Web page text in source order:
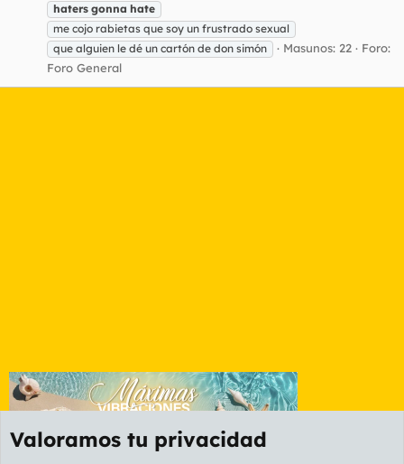
haters gonna hate
me cojo rabietas que soy un frustrado sexual
que alguien le dé un cartón de don simón
Masunos: 22
Foro:
Foro General
Valoramos tu privacidad